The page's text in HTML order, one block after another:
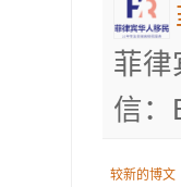
菲律
信：
较新的博文